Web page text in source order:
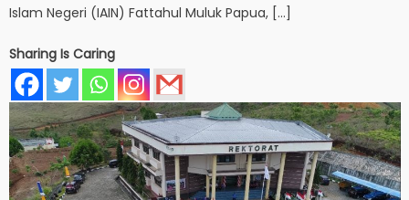
Islam Negeri (IAIN) Fattahul Muluk Papua, […]
Sharing Is Caring